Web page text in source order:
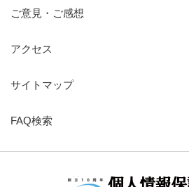
ご意見・ご感想
アクセス
サイトマップ
FAQ検索